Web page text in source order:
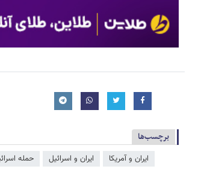
برچسب‌ها
ایران و آمریکا ایران و اسرائیل حمله